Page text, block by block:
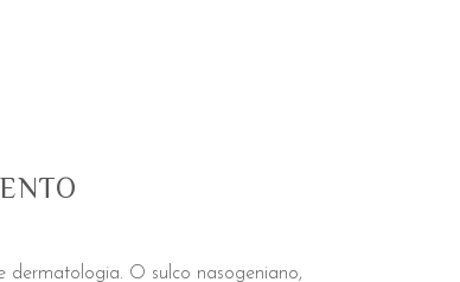
dermatologia. O sulco nasogeniano,